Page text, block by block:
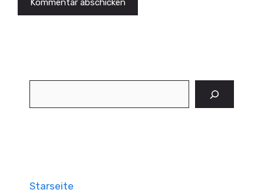
Starseite